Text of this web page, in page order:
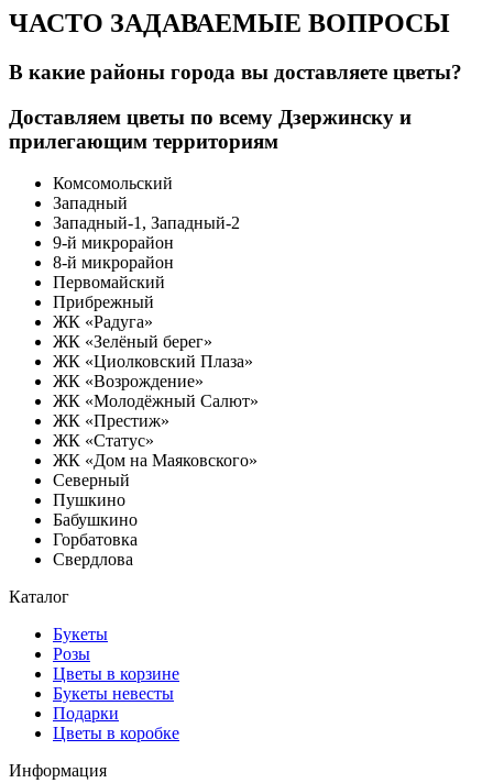
ЧАСТО ЗАДАВАЕМЫЕ ВОПРОСЫ
В какие районы города вы доставляете цветы?
Доставляем цветы по всему Дзержинску и
прилегающим территориям
Комсомольский
Западный
Западный-1, Западный-2
9-й микрорайон
8-й микрорайон
Первомайский
Прибрежный
ЖК «Радуга»
ЖК «Зелёный берег»
ЖК «Циолковский Плаза»
ЖК «Возрождение»
ЖК «Молодёжный Салют»
ЖК «Престиж»
ЖК «Статус»
ЖК «Дом на Маяковского»
Северный
Пушкино
Бабушкино
Горбатовка
Свердлова
Каталог
Букеты
Розы
Цветы в корзине
Букеты невесты
Подарки
Цветы в коробке
Информация